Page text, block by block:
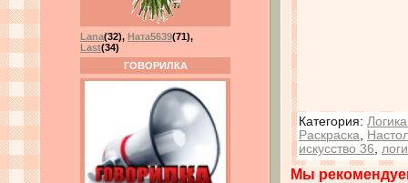
Lana(32), Ната5639(71),
Last(34)
ГОВОРИЛКА
Категория:
Раскраска
искусство 36
Мы